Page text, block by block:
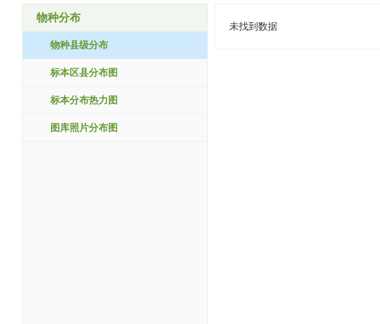
物种分布
物种县级分布
标本区县分布图
标本分布热力图
图库照片分布图
未找到数据